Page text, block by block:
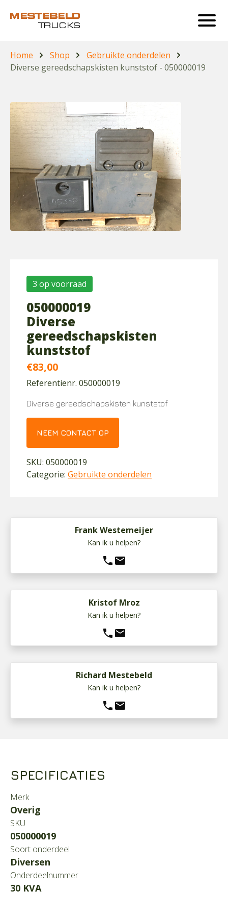
Home Shop
Gebruikte onderdelen
Diverse gereedschapskisten kunststof - 050000019
3 op voorraad
050000019
Diverse
gereedschapskisten
kunststof
€83,00
Referentienr. 050000019
Diverse gereedschapskisten kunststof
NEEM CONTACT OP
SKU: 050000019
Categorie: Gebruikte onderdelen
Frank Westemeijer
Kan ik u helpen?
phone mail
Kristof Mroz
Kan ik u helpen?
phone mail
Richard Mestebeld
Kan ik u helpen?
phone mail
SPECIFICATIES
Merk
Overig
SKU
050000019
Soort onderdeel
Diversen
Onderdeelnummer
30 KVA